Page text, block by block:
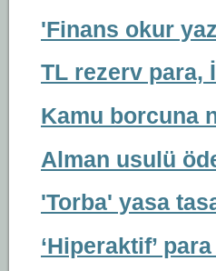
'Finans okur
TL rezerv para,
Kamu borcuna
Alman usulü
'Torba' yasa
‘Hiperaktif’